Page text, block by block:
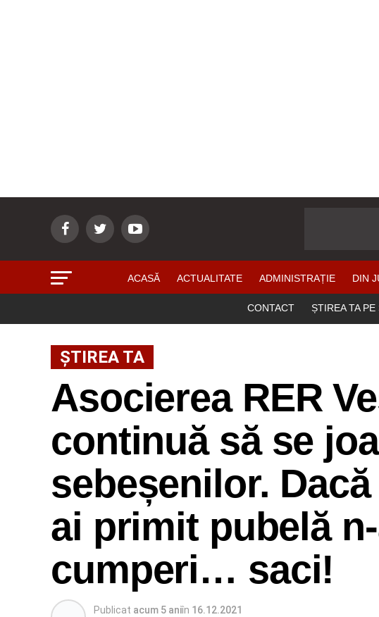
ACASĂ ACTUALITATE ADMINISTRAȚIE DIN
CONTACT ȘTIREA TA
ŞTIREA TA
Asocierea RER
continuă să se
sebeșenilor.
ai primit pubelă
cumperi… saci!
Publicat acum 5 aniîn 16.12.2021